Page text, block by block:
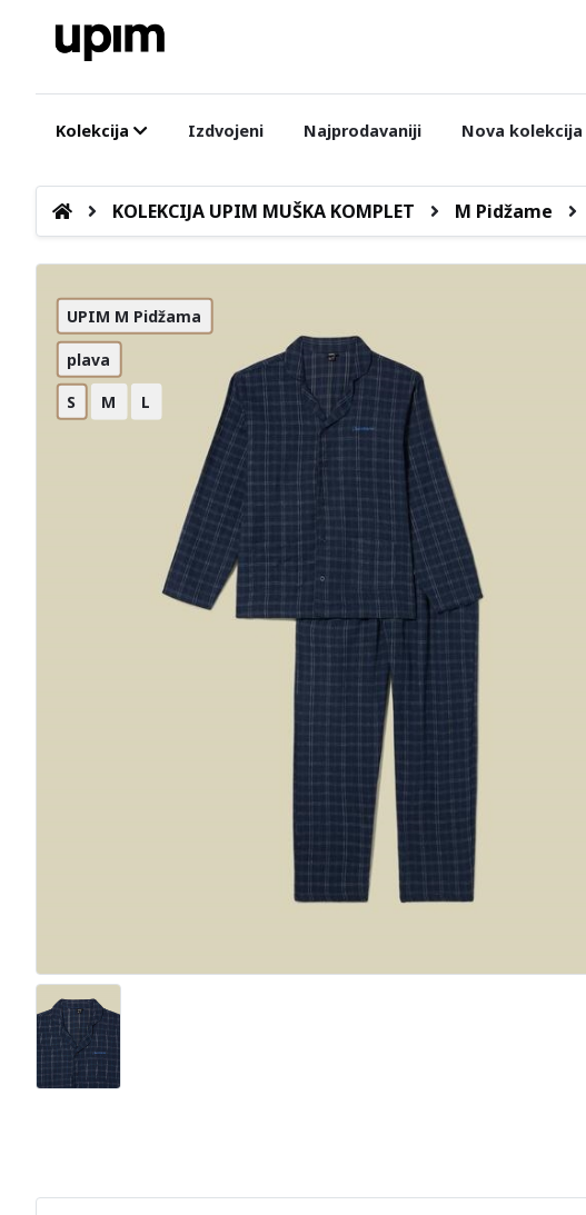
Kolekcija Izdvojeni Najprodavaniji Nova kolekcija
KOLEKCIJA UPIM MUŠKA KOMPLET M Pidžame
UPIM M Pidžama
plava
S M L